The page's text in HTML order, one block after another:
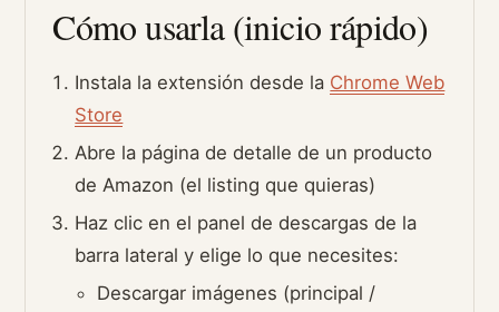
Cómo usarla (inicio rápido)
Instala la extensión desde la Chrome Web
Store
Abre la página de detalle de un producto
de Amazon (el listing que quieras)
Haz clic en el panel de descargas de la
barra lateral y elige lo que necesites:
Descargar imágenes (principal /